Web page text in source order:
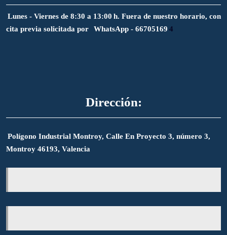
Lunes - Viernes de 8:30 a 13:00 h. Fuera de nuestro horario, con
cita previa solicitada por
WhatsApp - 66705169 4
Dirección:
Polígono Industrial Montroy, Calle En Proyecto 3, número 3,
Montroy 46193, Valencia